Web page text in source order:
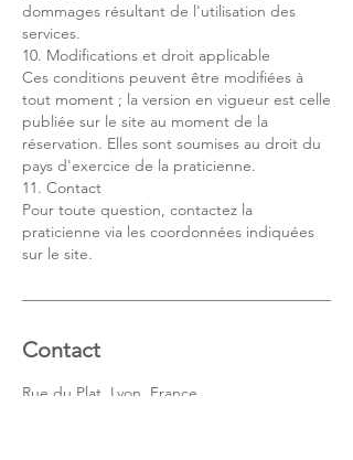
dommages résultant de l'utilisation des
services.
10. Modifications et droit applicable
Ces conditions peuvent être modifiées à
tout moment ; la version en vigueur est celle
publiée sur le site au moment de la
réservation. Elles sont soumises au droit du
pays d'exercice de la praticienne.
11. Contact
Pour toute question, contactez la
praticienne via les coordonnées indiquées
sur le site.
Contact
Rue du Plat, Lyon, France